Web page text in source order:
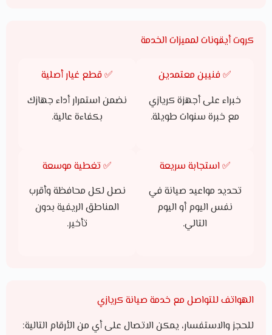
كروت أيقونات لمميزات الخدمة
✅ فنيين معتمدين
خبراء على أجهزة كريازي
مع خبرة سنوات طويلة.
✅ قطع غيار أصلية
نضمن استمرار أداء جهازك
بكفاءة عالية.
✅ استجابة سريعة
تحديد مواعيد صيانة في
نفس اليوم أو اليوم
التالي.
✅ تغطية موسعة
نصل لكل محافظة وأقرب
المناطق الريفية بدون
تأخير.
الهواتف للتواصل مع خدمة صيانة كريازي
للحجز والاستفسار، يمكن الاتصال على أي من الأرقام التالية: